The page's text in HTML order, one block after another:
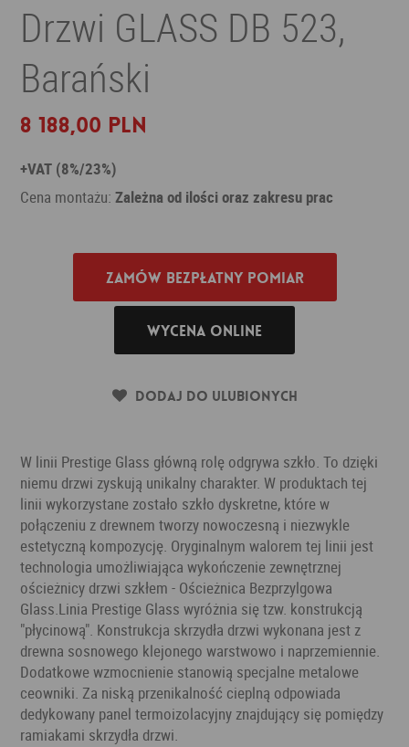
Drzwi GLASS DB 523,
Barański
8 188,00 PLN
+VAT (8%/23%)
Cena montażu:Zależna od ilości oraz zakresu prac
Zamów bezpłatny pomiar
Wycena online
Dodaj do ulubionych
W linii Prestige Glass główną rolę odgrywa szkło. To dzięki
niemu drzwi zyskują unikalny charakter. W produktach tej
linii wykorzystane zostało szkło dyskretne, które w
połączeniu z drewnem tworzy nowoczesną i niezwykle
estetyczną kompozycję. Oryginalnym walorem tej linii jest
technologia umożliwiająca wykończenie zewnętrznej
ościeżnicy drzwi szkłem - Ościeżnica Bezprzylgowa
Glass.Linia Prestige Glass wyróżnia się tzw. konstrukcją
"płycinową". Konstrukcja skrzydła drzwi wykonana jest z
drewna sosnowego klejonego warstwowo i naprzemiennie.
Dodatkowe wzmocnienie stanowią specjalne metalowe
ceowniki. Za niską przenikalność cieplną odpowiada
dedykowany panel termoizolacyjny znajdujący się pomiędzy
ramiakami skrzydła drzwi.